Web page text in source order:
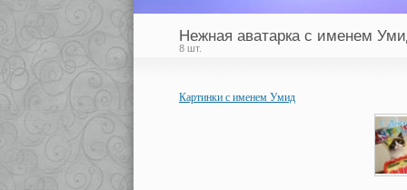
Нежная аватарка с именем
8 шт.
Картинки с именем Умид